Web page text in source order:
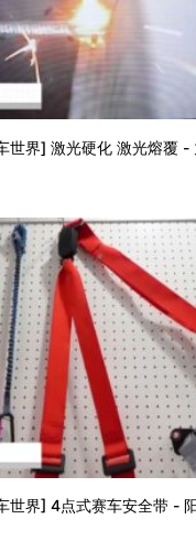
世界] 激光硬化 激光熔覆 -
世界] 4点式赛车安全带 -